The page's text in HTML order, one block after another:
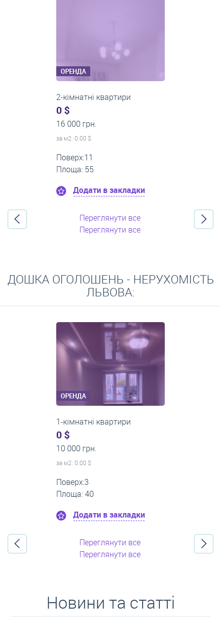
ОРЕНДА
2-кімнатні квартири
0 $
14 000 грн.
за м2: 0.00 $
Поверх:5
Площа: 50
Додати в закладки
Переглянути все
Переглянути все
ДОШКА ОГОЛОШЕНЬ - НЕРУХОМІСТЬ
ЛЬВОВА:
ОРЕНДА
2-кімнатні квартири
0 $
16 000 грн.
за м2: 0.00 $
Поверх:11
Площа: 55
Додати в закладки
Переглянути все
Переглянути все
Новини та статті